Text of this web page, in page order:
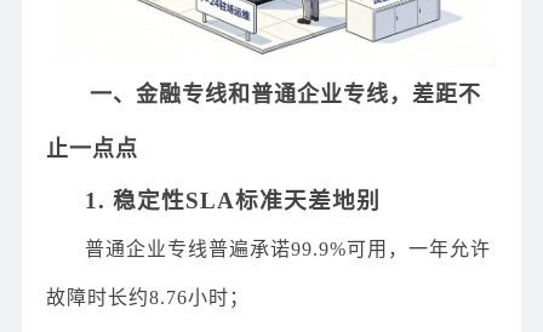
一、金融专线和普通企业专线，差距不
止一点点
1. 稳定性SLA标准天差地别
普通企业专线普遍承诺99.9%可用，一年允许
故障时长约8.76小时；